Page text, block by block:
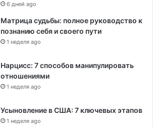
6 дней ago
Матрица судьбы: полное руководство к
познанию себя и своего пути
1 неделя ago
Нарцисс: 7 способов манипулировать
отношениями
1 неделя ago
Усыновление в США: 7 ключевых этапов
1 неделя ago